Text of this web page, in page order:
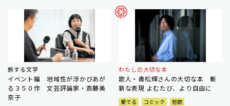
旅する文学
イベント編 地域性が浮かびあが
る３５０作 文芸評論家・斎藤美
奈子
わたしの大切な本
歌人・青松輝さんの大切な本 斬
新な表現 よむたび、より自由に
愛でる コミック 短歌